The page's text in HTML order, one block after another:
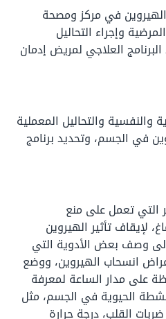
في مركز ومصحة
وإجراء التحاليل
العلاجي لمريض إدمان
والنفسية والتحاليل المعملية
في الجسم، وتحديد برنامج
التي تعمل على منع
لإيقاف تأثير الهيروين
وصف بعض الأدوية التي
انسحاب الهيروين، ووضع
على مدار الساعة لمعرفة
الحيوية في الجسم، مثل
القلب، درجة حرارة